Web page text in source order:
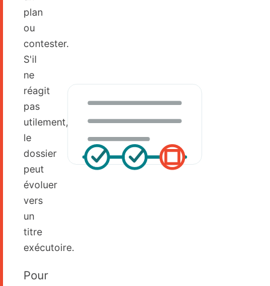
plan
ou
contester.
S'il
ne
réagit
pas
utilement,
le
dossier
peut
évoluer
vers
un
titre
exécutoire.
Pour